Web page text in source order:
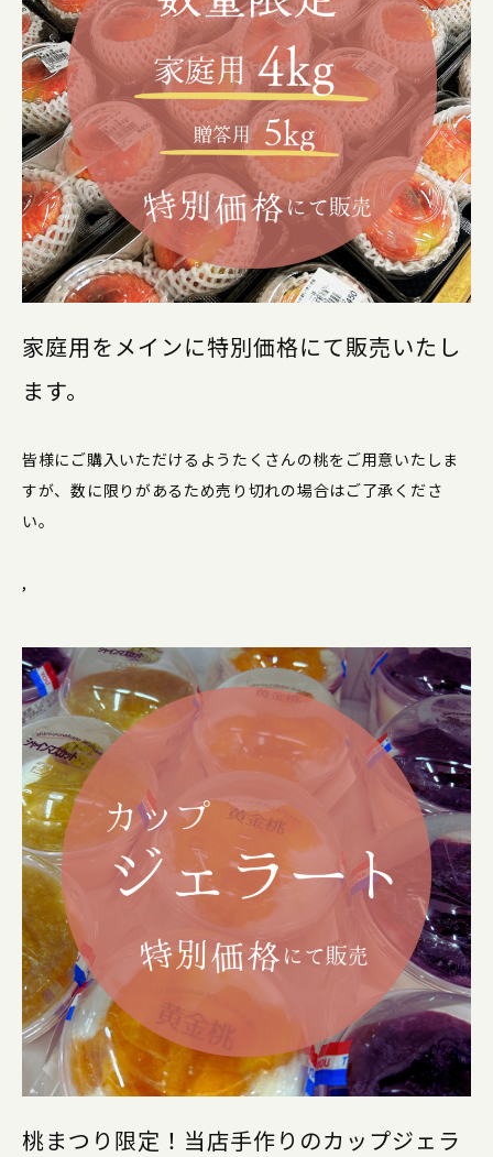
家庭用をメインに特別価格にて販売いたし
ます。
皆様にご購入いただけるようたくさんの桃をご用意いたしま
すが、数に限りがあるため売り切れの場合はご了承くださ
い。
,
桃まつり限定！当店手作りのカップジェラ